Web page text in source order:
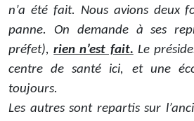
n’a été fait. Nous avions deux
panne. On demande à ses
préfet),rien n’est fait. Le
centre de santé ici, et une
toujours.
Les autres sont repartis sur